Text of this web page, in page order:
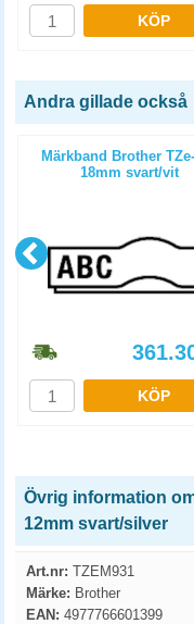
KÖP
Andra gillade också
Märkband Brother
18mm svart/vit
KÖP
Övrig information
12mm svart/silver
Art.nr: TZEM931
Märke: Brother
EAN: 4977766601399